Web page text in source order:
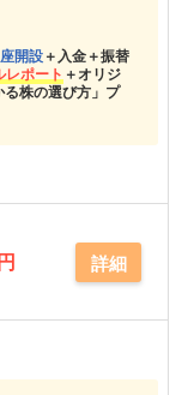
開設＋入金＋振替
ポート ＋オリジ
株の選び方」プ
詳細